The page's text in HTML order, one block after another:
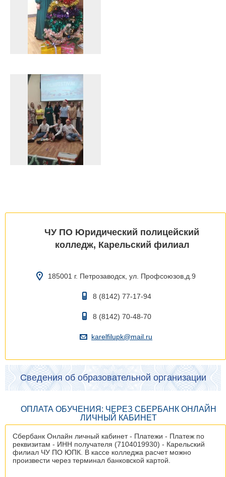
ЧУ ПО Юридический полицейский
колледж, Карельский филиал
185001 г. Петрозаводск, ул. Профсоюзов,д.9
8 (8142) 77-17-94
8 (8142) 70-48-70
karelfilupk@mail.ru
Сведения об образовательной организации
ОПЛАТА ОБУЧЕНИЯ: ЧЕРЕЗ СБЕРБАНК ОНЛАЙН
ЛИЧНЫЙ КАБИНЕТ
Сбербанк Онлайн личный кабинет - Платежи - Платеж по
реквизитам - ИНН получателя (7104019930) - Карельский
филиал ЧУ ПО ЮПК. В кассе колледжа расчет можно
произвести через терминал банковской картой.